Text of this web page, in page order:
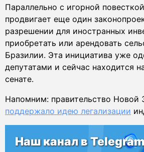
Параллельно с игорной
продвигает еще один
разрешении для иностранных
приобретать или арендовать
Бразилии. Эта инициатива уже
депутатами и сейчас находится
сенате.
Напомним: правительство Новой
поддержало идею легализации
Наш канал в